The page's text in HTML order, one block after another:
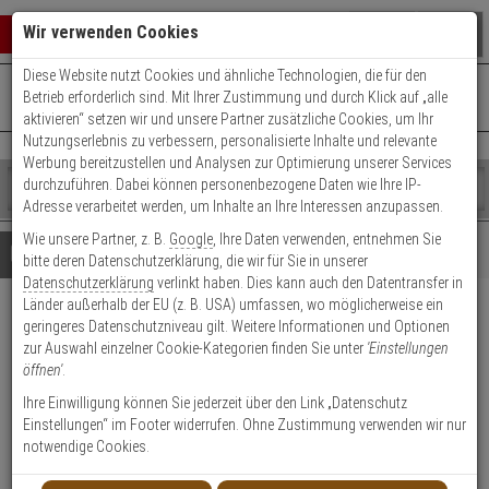
Warenkorb schließen
0 ARTIKEL IM WARENKORB
Ihr Warenkorb ist momentan leer.
Ergebnisse ()
Fertig
Shop
durchsuchen
Bitte
geben
Sie
mindestens
Zeichen
ein,
um
Suche
Es
wurde
noch
Kategorien
Suche
gestartet
+49 (0)821 899 493-0Mo. - Do.: 8:00 - 16:30 | Fr.: 8:00 - 14:00 Uhr
Kontaktservice nutzen
Details Beratung Beliebte 4K Ultra HD Artikel
HIKVision DS-2CD2T87G3-
LIY(4mm) IP-Kamera 4K T/N
Produktmerkmale
Wir verwenden Cookies
Diese Website nutzt Cookies und ähnliche Technologien, die für den
Betrieb erforderlich sind. Mit Ihrer Zustimmung und durch Klick auf „alle
aktivieren“ setzen wir und unsere Partner zusätzliche Cookies, um Ihr
Nutzungserlebnis zu verbessern, personalisierte Inhalte und relevante
Werbung bereitzustellen und Analysen zur Optimierung unserer Services
durchzuführen. Dabei können personenbezogene Daten wie Ihre IP-
Adresse verarbeitet werden, um Inhalte an Ihre Interessen anzupassen.
Wie unsere Partner, z. B. Google , Ihre Daten verwenden, entnehmen Sie
bitte deren Datenschutzerklärung, die wir für Sie in unserer
Datenschutzerklärung verlinkt haben. Dies kann auch den Datentransfer in
Länder außerhalb der EU (z. B. USA) umfassen, wo möglicherweise ein
geringeres Datenschutzniveau gilt. Weitere Informationen und Optionen
zur Auswahl einzelner Cookie-Kategorien finden Sie unter 'Einstellungen
öffnen'.
Ihre Einwilligung können Sie jederzeit über den Link „Datenschutz
Einstellungen“ im Footer widerrufen. Ohne Zustimmung verwenden wir nur
notwendige Cookies.